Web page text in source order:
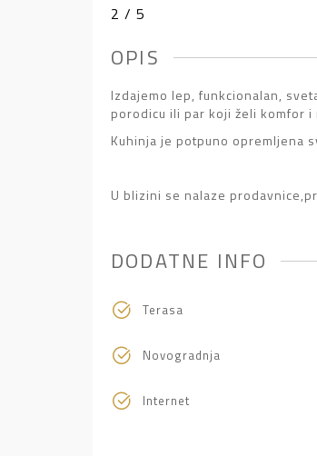
2 / 5
OPIS
Izdajemo lep, funkcionalan,
porodicu ili par koji želi komfor i
Kuhinja je potpuno opremljena
U blizini se nalaze
DODATNE INFO
Terasa
Novogradnja
Internet